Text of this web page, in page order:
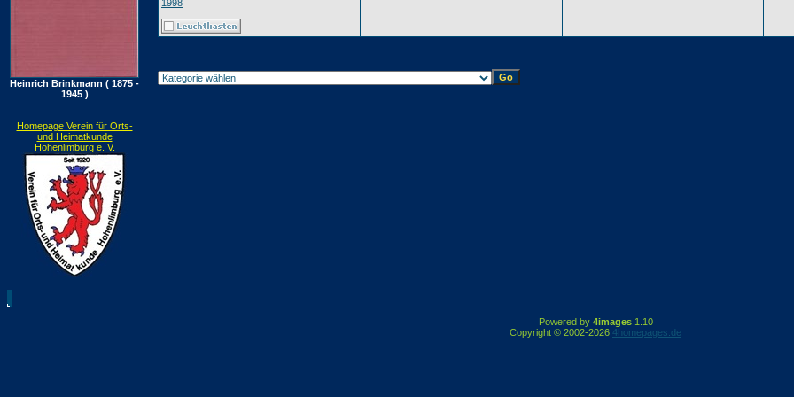
Heinrich Brinkmann ( 1875 -
1945 )
Homepage Verein für Orts-
und Heimatkunde
Hohenlimburg e. V.
1998
Powered by 4images1.10
Copyright © 2002-2026 4homepages.de